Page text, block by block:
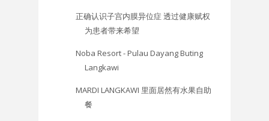
正确认识子宫内膜异位症 透过健康赋权
为患者带来希望
Noba Resort - Pulau Dayang Buting
Langkawi
MARDI LANGKAWI 里面居然有水果自助
餐